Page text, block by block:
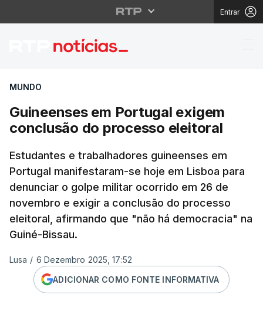
Entrar
Guineenses em
MUNDO
Guineenses em Portugal exigem
conclusão do processo eleitoral
Estudantes e trabalhadores guineenses em
Portugal manifestaram-se hoje em Lisboa para
denunciar o golpe militar ocorrido em 26 de
novembro e exigir a conclusão do processo
eleitoral, afirmando que "não há democracia" na
Guiné-Bissau.
Lusa / 6 Dezembro 2025, 17:52
ADICIONAR COMO FONTE INFORMATIVA